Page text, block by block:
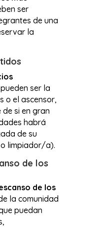
ser
de una
la
ser la
o el ascensor,
si en gran
habrá
de su
limpiador/a).
de los
de los
la comunidad
puedan